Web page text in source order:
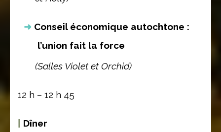
Conseil économique autochtone :
l’union fait la force
(Salles Violet et Orchid)
12 h – 12 h 45
Dîner